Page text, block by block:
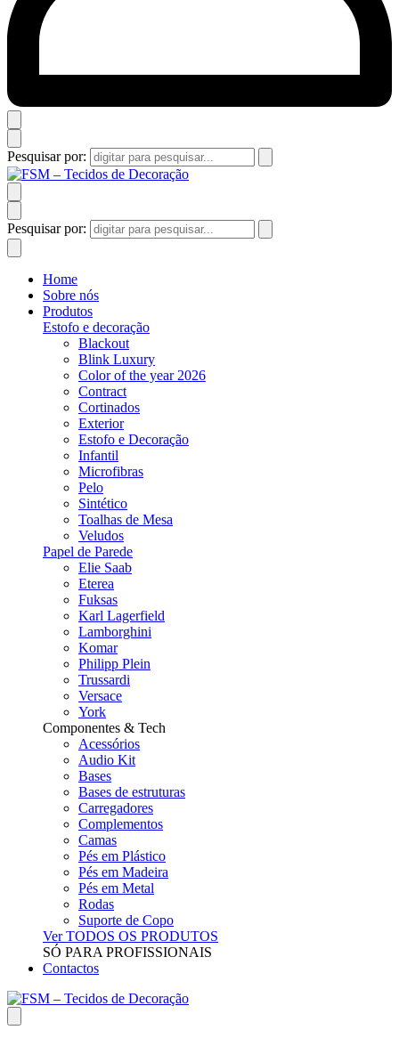
Pesquisar por:
Pesquisar por:
Home
Sobre nós
Produtos
Estofo e decoração
Blackout
Blink Luxury
Color of the year 2026
Contract
Cortinados
Exterior
Estofo e Decoração
Infantil
Microfibras
Pelo
Sintético
Toalhas de Mesa
Veludos
Papel de Parede
Elie Saab
Eterea
Fuksas
Karl Lagerfield
Lamborghini
Komar
Philipp Plein
Trussardi
Versace
York
Componentes & Tech
Acessórios
Audio Kit
Bases
Bases de estruturas
Carregadores
Complementos
Camas
Pés em Plástico
Pés em Madeira
Pés em Metal
Rodas
Suporte de Copo
Ver TODOS OS PRODUTOS
SÓ PARA PROFISSIONAIS
Contactos